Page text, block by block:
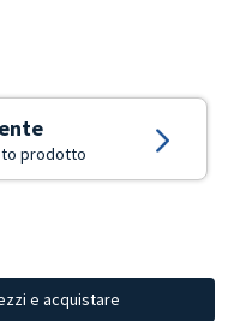
prodotto
e acquistare